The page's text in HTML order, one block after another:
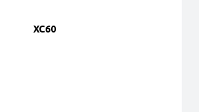
XC60